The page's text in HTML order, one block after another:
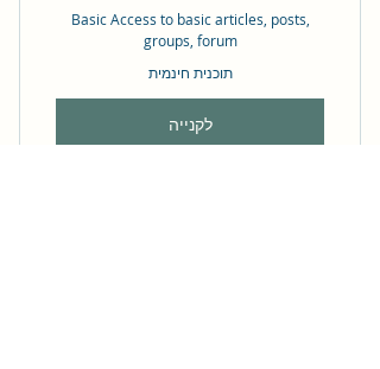
Basic Access to basic articles, posts,
groups, forum
תוכנית חינמית
לקנייה